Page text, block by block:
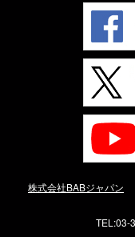
株式会社BABジャパン
TEL:03-